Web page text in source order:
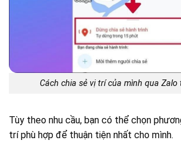
Cách chia sẻ vị trí của mình qua Zalo
Tùy theo nhu cầu, bạn có thể chọn
trí phù hợp để thuận tiện nhất cho mình.